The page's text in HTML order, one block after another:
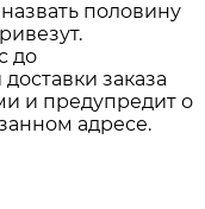
половину
до
заказа
и предупредит о
адресе.